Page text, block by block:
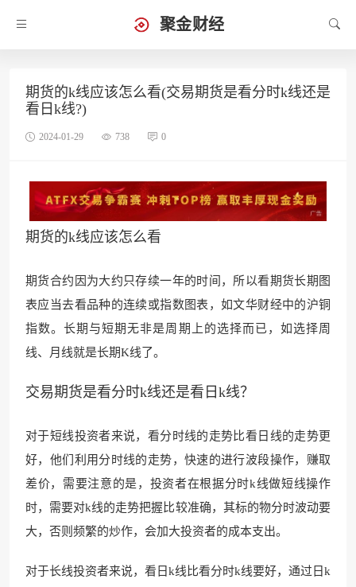
聚金财经
期货的k线应该怎么看(交易期货是看分时k线还是
看日k线?)
2024-01-29 738 0
期货的k线应该怎么看
期货合约因为大约只存续一年的时间，所以看期货长期图
表应当去看品种的连续或指数图表，如文华财经中的沪铜
指数。长期与短期无非是周期上的选择而已，如选择周
线、月线就是长期K线了。
交易期货是看分时k线还是看日k线？
对于短线投资者来说，看分时线的走势比看日线的走势更
好，他们利用分时线的走势，快速的进行波段操作，赚取
差价，需要注意的是，投资者在根据分时k线做短线操作
时，需要对k线的走势把握比较准确，其标的物分时波动要
大，否则频繁的炒作，会加大投资者的成本支出。
对于长线投资者来说，看日k线比看分时k线要好，通过日k